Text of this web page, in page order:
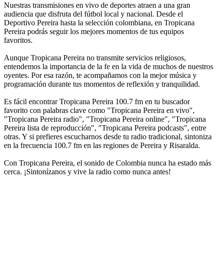
Nuestras transmisiones en vivo de deportes atraen a una gran
audiencia que disfruta del fútbol local y nacional. Desde el
Deportivo Pereira hasta la selección colombiana, en Tropicana
Pereira podrás seguir los mejores momentos de tus equipos
favoritos.
Aunque Tropicana Pereira no transmite servicios religiosos,
entendemos la importancia de la fe en la vida de muchos de nuestros
oyentes. Por esa razón, te acompañamos con la mejor música y
programación durante tus momentos de reflexión y tranquilidad.
Es fácil encontrar Tropicana Pereira 100.7 fm en tu buscador
favorito con palabras clave como "Tropicana Pereira en vivo",
"Tropicana Pereira radio", "Tropicana Pereira online", "Tropicana
Pereira lista de reproducción", "Tropicana Pereira podcasts", entre
otras. Y si prefieres escucharnos desde tu radio tradicional, sintoniza
en la frecuencia 100.7 fm en las regiones de Pereira y Risaralda.
Con Tropicana Pereira, el sonido de Colombia nunca ha estado más
cerca. ¡Sintonízanos y vive la radio como nunca antes!